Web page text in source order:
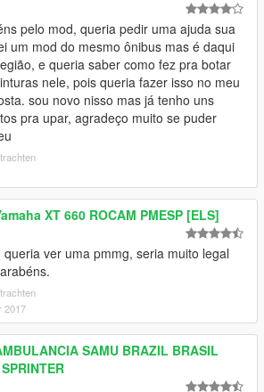
pelo mod, queria pedir uma ajuda sua
um mod do mesmo ônibus mas é daqui
e queria saber como fez pra botar
nele, pois queria fazer isso no meu
sou novo nisso mas já tenho uns
pra upar, agradeço muito se puder
XT 660 ROCAM PMESP [ELS]
queria ver uma pmmg, seria muito legal
2017
SAMU BRAZIL BRASIL